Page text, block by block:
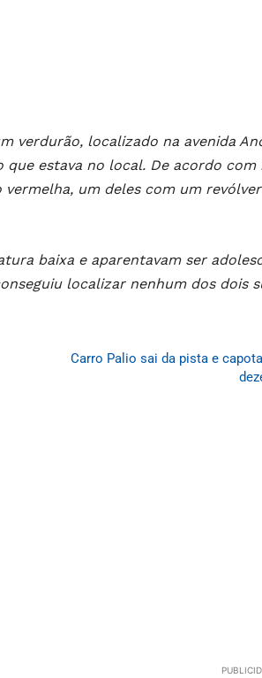
verdurão, localizado na avenida
estava no local. De acordo
um deles com um
baixa e aparentavam ser
localizar nenhum dos dois
Carro Palio sai da pista e